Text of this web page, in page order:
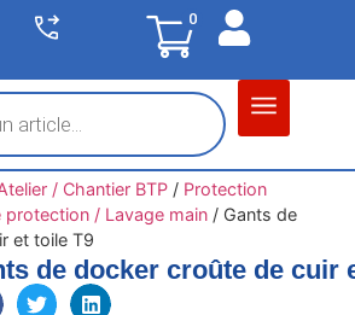
0
/ Chantier BTP/ Protection
protection / Lavage main/ Gants de
et toile T9
de docker croûte de cuir